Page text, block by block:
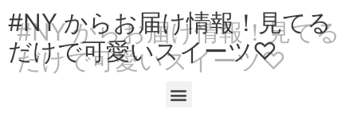
#NY からお届け情報！見てる
だけで可愛いスイーツ♡